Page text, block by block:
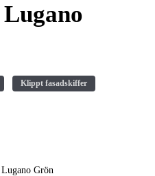
Klippt fasadskiffer
Grön